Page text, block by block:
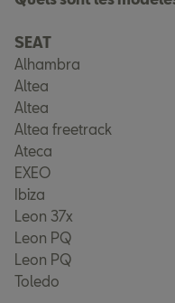
SEAT
Alhambra
Altea
Altea
Altea freetrack
Ateca
EXEO
Ibiza
Leon 37x
Leon PQ
Leon PQ
Toledo